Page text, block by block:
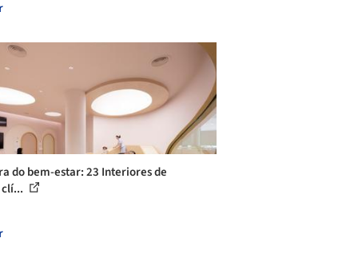
do bem-estar: 23 Interiores de